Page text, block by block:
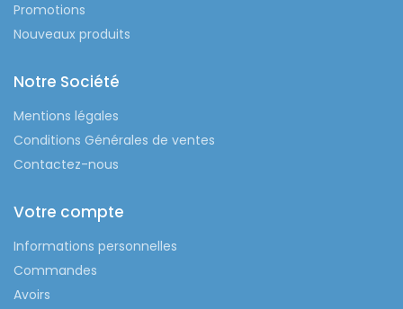
Promotions
Nouveaux produits
Notre Société
Mentions légales
Conditions Générales de ventes
Contactez-nous
Votre compte
Informations personnelles
Commandes
Avoirs